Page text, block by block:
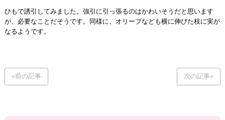
ひもで誘引してみました。強引に引っ張るのはかわいそうだと思います
が、必要なことだそうです。同様に、オリーブなども横に伸びた枝に実が
なるようです。
«前の記事 次の記事»